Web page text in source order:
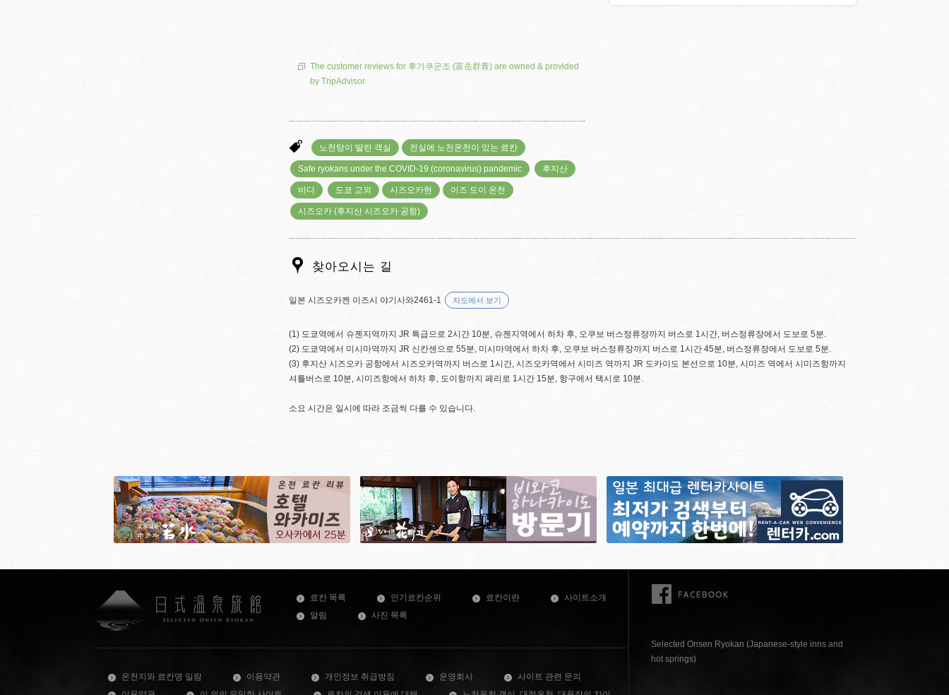
The customer reviews for 후가쿠군조 (富岳群青) are owned & provided
by TripAdvisor
노천탕이 딸린 객실 전실에 노천온천이 있는 료칸
Safe ryokans under the COVID-19 (coronavirus) pandemic 후지산
바다 도쿄 교외 시즈오카현 이즈 도이 온천
시즈오카 (후지산 시즈오카 공항)
찾아오시는 길
일본 시즈오카켄 이즈시 야기사와2461-1 지도에서 보기
(1) 도쿄역에서 슈젠지역까지 JR 특급으로 2시간 10분, 슈젠지역에서 하차 후, 오쿠보 버스정류장까지 버스로 1시간, 버스정류장에서 도보로 5분.
(2) 도쿄역에서 미시마역까지 JR 신칸센으로 55분, 미시마역에서 하차 후, 오쿠보 버스정류장까지 버스로 1시간 45분, 버스정류장에서 도보로 5분.
(3) 후지산 시즈오카 공항에서 시즈오카역까지 버스로 1시간, 시즈오카역에서 시미즈 역까지 JR 도카이도 본선으로 10분, 시미즈 역에서 시미즈항까지
셔틀버스로 10분, 시미즈항에서 하차 후, 도이항까지 페리로 1시간 15분, 항구에서 택시로 10분.
소요 시간은 일시에 따라 조금씩 다를 수 있습니다.
Selected Onsen Ryokan (Japanese-style inns and
hot springs)
료칸 목록 인기료칸순위 료칸이란
사이트소개
알림
사진 목록
온천지와 료칸명 일람 이용약관 개인정보 취급방침 운영회사
사이트 관련 문의